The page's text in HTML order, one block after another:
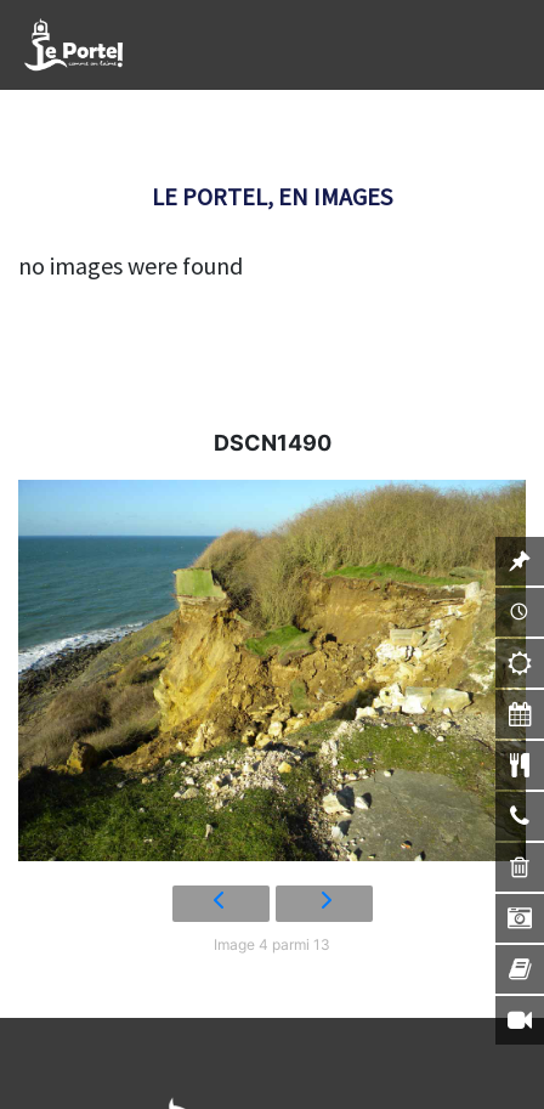
LE PORTEL, EN IMAGES
no images were found
DSCN1490
Image 4 parmi 13